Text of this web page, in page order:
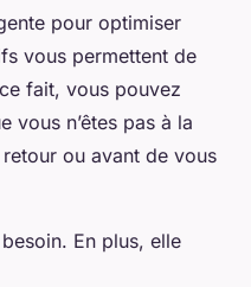
pour optimiser
vous permettent de
fait, vous pouvez
vous n’êtes pas à la
ou avant de vous
En plus, elle